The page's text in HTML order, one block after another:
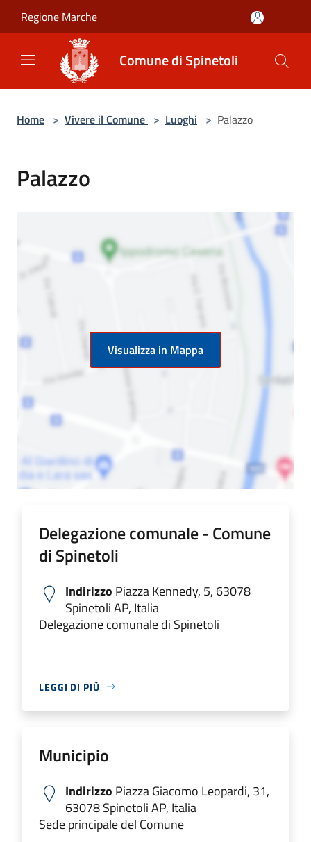
Regione Marche
Comune di Spinetoli
Home > Vivere il Comune > Luoghi > Palazzo
Palazzo
Visualizza in Mappa
Delegazione comunale - Comune
di Spinetoli
Indirizzo Piazza Kennedy, 5, 63078
Spinetoli AP, Italia
Delegazione comunale di Spinetoli
LEGGI DI PIÙ
Municipio
Indirizzo Piazza Giacomo Leopardi, 31,
63078 Spinetoli AP, Italia
Sede principale del Comune